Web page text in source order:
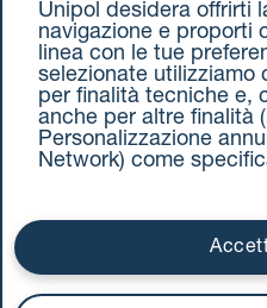
Ti serve
Unipol desidera offrirti
navigazione e proporti
linea con le tue
selezionate utilizziamo
per finalità tecniche e,
anche per altre finalità
Personalizzazione
Network) come